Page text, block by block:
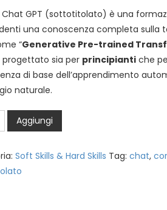
Chat GPT (sottotitolato) è una
una conoscenza completa sulla
“Generative Pre-trained
progettato sia per principianti che
di base dell’apprendimento
naturale.
Aggiungi
Soft Skills & Hard Skills Tag: chat,